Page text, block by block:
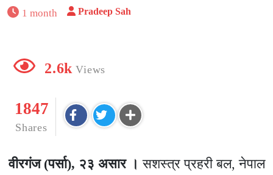
1 month Pradeep Sah
2.6k Views
1847
Shares
वीरगंज (पर्सा), २३ असार ।सशस्त्र प्रहरी बल, नेपाल